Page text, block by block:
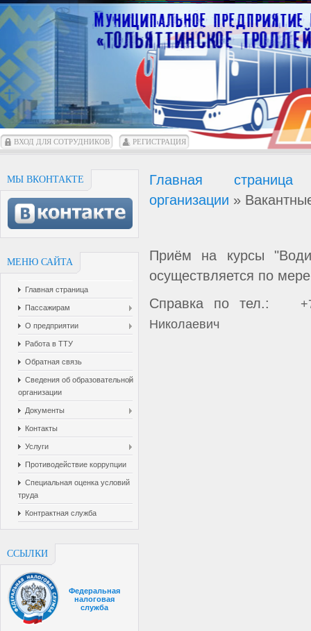
ВХОД ДЛЯ СОТРУДНИКОВ РЕГИСТРАЦИЯ
МЫ ВКОНТАКТЕ
МЕНЮ САЙТА
Главная страница
Пассажирам
О предприятии
Работа в ТТУ
Обратная связь
Cведения об образовательной
организации
Документы
Контакты
Услуги
Противодействие коррупции
Специальная оценка условий
труда
Контрактная служба
ССЫЛКИ
Федеральная
налоговая
служба
Главная страница
организации »
Приём на курсы
осуществляется по
Справка по тел.:
Николаевич